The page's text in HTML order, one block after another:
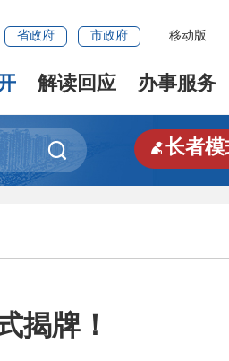
省政府 市政府 移动版
解读回应 办事服务
 长者模
揭牌！